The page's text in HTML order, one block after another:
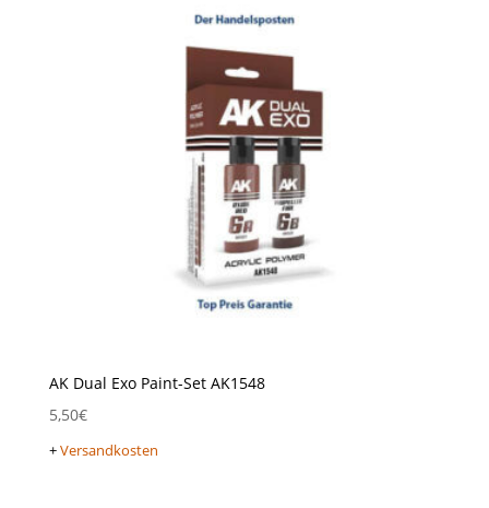
AK Dual Exo Paint-Set AK1548
5,50€
+Versandkosten